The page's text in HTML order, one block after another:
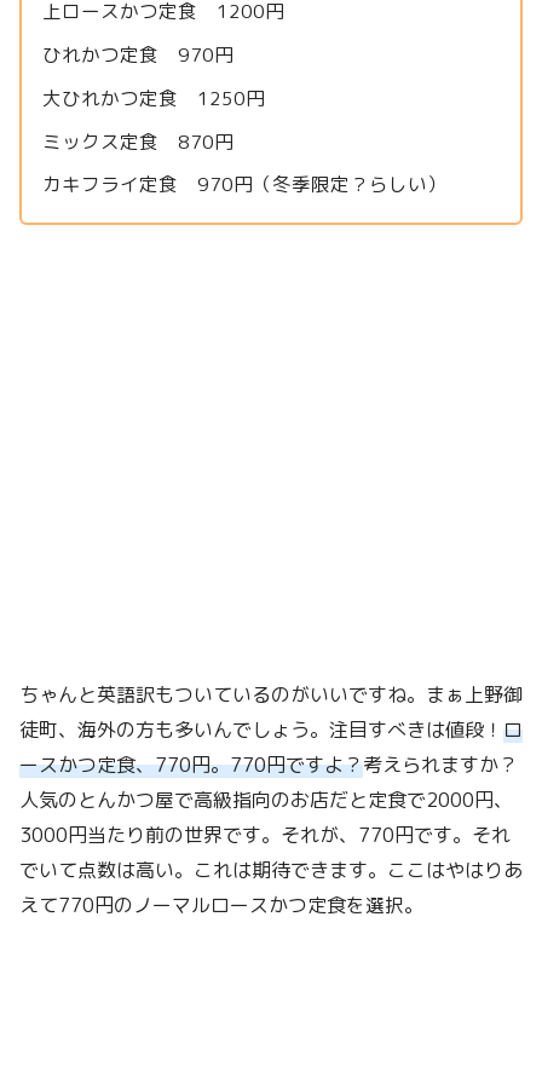
上ロースかつ定食 1200円
ひれかつ定食 970円
大ひれかつ定食 1250円
ミックス定食 870円
カキフライ定食 970円（冬季限定？らしい）
ちゃんと英語訳もついているのがいいですね。まぁ上野御
徒町、海外の方も多いんでしょう。注目すべきは値段！ ロ
ースかつ定食、770円。770円ですよ？考えられますか？
人気のとんかつ屋で高級指向のお店だと定食で2000円、
3000円当たり前の世界です。それが、770円です。それ
でいて点数は高い。これは期待できます。ここはやはりあ
えて770円のノーマルロースかつ定食を選択。